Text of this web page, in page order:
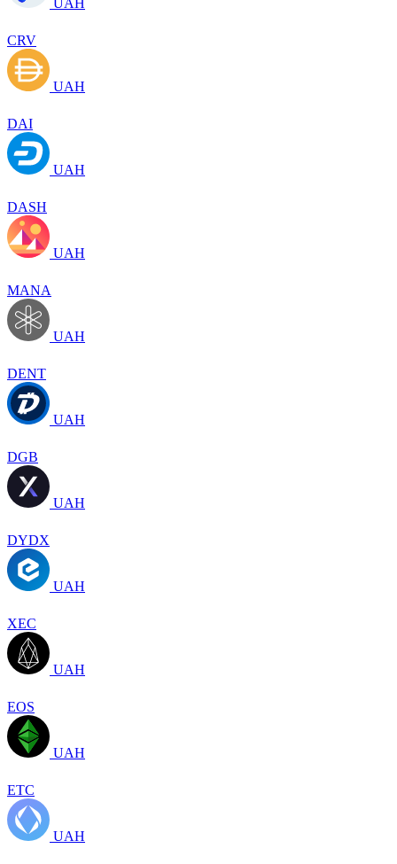
CRV
UAH
DAI
UAH
DASH
UAH
MANA
UAH
DENT
UAH
DGB
UAH
DYDX
UAH
XEC
UAH
EOS
UAH
ETC
UAH